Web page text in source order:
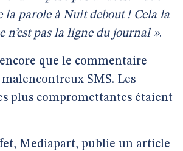
la parole à Nuit debout ! Cela la
n’est pas la ligne du journal ».
que le commentaire
SMS. Les
plus compromettantes étaient
Mediapart, publie un article